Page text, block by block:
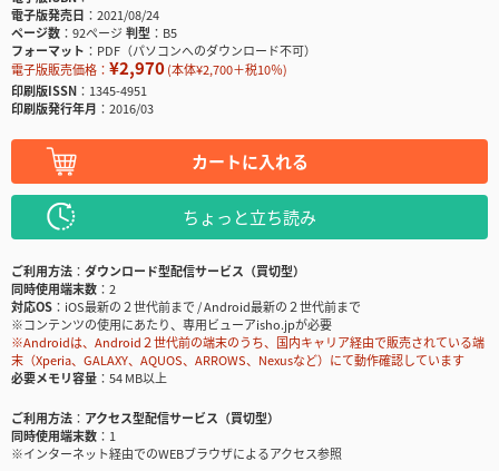
電子版発売日
2021/08/24
ページ数
92ページ判型
B5
フォーマット
PDF（パソコンへのダウンロード不可）
電子版販売価格： ¥2,970(本体¥2,700＋税10％)
印刷版ISSN
1345-4951
印刷版発行年月
2016/03
カートに入れる
ちょっと立ち読み
ご利用方法
ダウンロード型配信サービス（買切型）
同時使用端末数
2
対応OS
iOS最新の２世代前まで / Android最新の２世代前まで
※コンテンツの使用にあたり、専用ビューアisho.jpが必要
※Androidは、Android２世代前の端末のうち、国内キャリア経由で販売されている端
末（Xperia、GALAXY、AQUOS、ARROWS、Nexusなど）にて動作確認しています
必要メモリ容量
54 MB以上
ご利用方法
アクセス型配信サービス（買切型）
同時使用端末数
1
※インターネット経由でのWEBブラウザによるアクセス参照